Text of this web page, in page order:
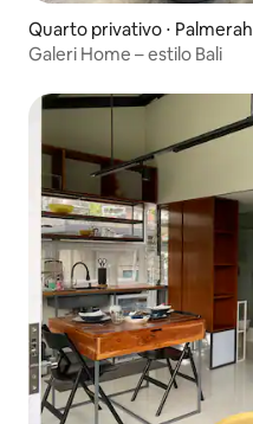
Quarto privativo ⋅ Palmerah
Galeri Home – estilo Bali